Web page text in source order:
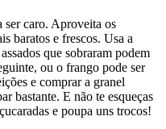
ser caro. Aproveita os
baratos e frescos. Usa a
que sobraram podem
ou o frango pode ser
e comprar a granel
bastante. E não te esqueças
e poupa uns trocos!